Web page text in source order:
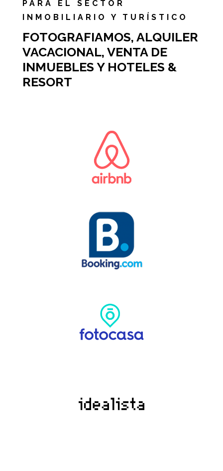
PARA EL SECTOR
INMOBILIARIO Y TURÍSTICO
FOTOGRAFIAMOS, ALQUILER
VACACIONAL, VENTA DE
INMUEBLES Y HOTELES &
RESORT